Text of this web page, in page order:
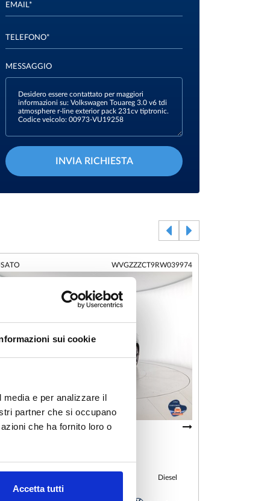
sui cookie
e per analizzare il
partner che si occupano
che ha fornito loro o
Accetta tutti
EMAIL*
TELEFONO*
MESSAGGIO
INVIA RICHIESTA
WVGZZZCT9RW039974
1 /10
Diesel